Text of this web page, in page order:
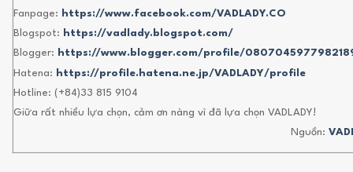
Fanpage:
https://www.facebook.com/VADLADY.CO
Blogspot:
https://vadlady.blogspot.com/
Blogger:
https://www.blogger.com/profile/
Hatena:
https://profile.hatena.ne.jp/VADLADY/profile
Hotline: (+84)33 815 9104
Giữa rất nhiều lựa chọn, cảm ơn nàng vì đã lựa chọn VADLADY!
Nguồn: